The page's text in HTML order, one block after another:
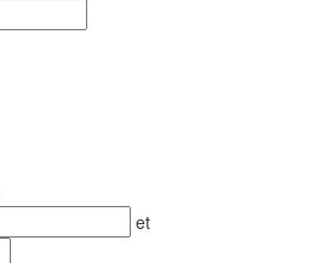
et